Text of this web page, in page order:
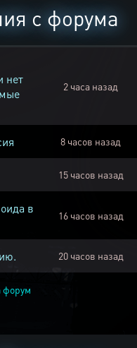
с форума
нет
2 часа назад
8 часов назад
15 часов назад
в
16 часов назад
20 часов назад
форум